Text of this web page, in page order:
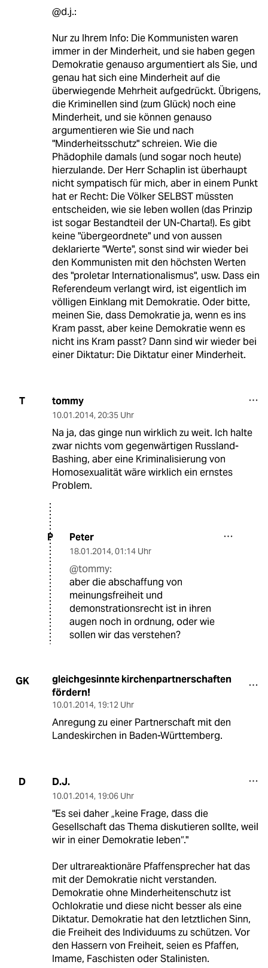
@d.j.:
Nur zu Ihrem Info: Die Kommunisten waren
immer in der Minderheit, und sie haben gegen
Demokratie genauso argumentiert als Sie, und
genau hat sich eine Minderheit auf die
überwiegende Mehrheit aufgedrückt. Übrigens,
die Kriminellen sind (zum Glück) noch eine
Minderheit, und sie können genauso
argumentieren wie Sie und nach
"Minderheitsschutz" schreien. Wie die
Phädophile damals (und sogar noch heute)
hierzulande. Der Herr Schaplin ist überhaupt
nicht sympatisch für mich, aber in einem Punkt
hat er Recht: Die Völker SELBST müssten
entscheiden, wie sie leben wollen (das Prinzip
ist sogar Bestandteil der UN-Charta!). Es gibt
keine "übergeordnete" und von aussen
deklarierte "Werte", sonst sind wir wieder bei
den Kommunisten mit den höchsten Werten
des "proletar Internationalismus", usw. Dass ein
Referendeum verlangt wird, ist eigentlich im
völligen Einklang mit Demokratie. Oder bitte,
meinen Sie, dass Demokratie ja, wenn es ins
Kram passt, aber keine Demokratie wenn es
nicht ins Kram passt? Dann sind wir wieder bei
einer Diktatur: Die Diktatur einer Minderheit.
T tommy
10.01.2014, 20:35 Uhr
Na ja, das ginge nun wirklich zu weit. Ich halte
zwar nichts vom gegenwärtigen Russland-
Bashing, aber eine Kriminalisierung von
Homosexualität wäre wirklich ein ernstes
Problem.
P Peter
18.01.2014, 01:14 Uhr
@tommy:
aber die abschaffung von
meinungsfreiheit und
demonstrationsrecht ist in ihren
augen noch in ordnung, oder wie
sollen wir das verstehen?
GK
gleichgesinnte kirchenpartnerschaften
fördern!
10.01.2014, 19:12 Uhr
Anregung zu einer Partnerschaft mit den
Landeskirchen in Baden-Württemberg.
D D.J.
10.01.2014, 19:06 Uhr
"Es sei daher „keine Frage, dass die
Gesellschaft das Thema diskutieren sollte, weil
wir in einer Demokratie leben“."
Der ultrareaktionäre Pfaffensprecher hat das
mit der Demokratie nicht verstanden.
Demokratie ohne Minderheitenschutz ist
Ochlokratie und diese nicht besser als eine
Diktatur. Demokratie hat den letztlichen Sinn,
die Freiheit des Individuums zu schützen. Vor
den Hassern von Freiheit, seien es Pfaffen,
Imame, Faschisten oder Stalinisten.